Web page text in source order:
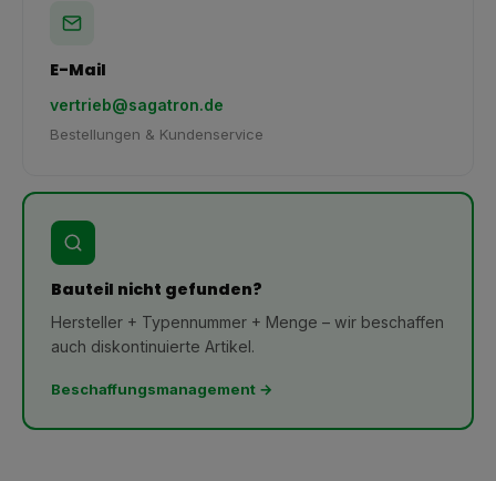
E-Mail
vertrieb@sagatron.de
Bestellungen & Kundenservice
Bauteil nicht gefunden?
Hersteller + Typennummer + Menge – wir beschaffen
auch diskontinuierte Artikel.
Beschaffungsmanagement →